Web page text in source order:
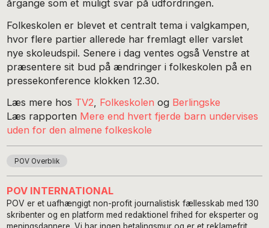
årgange som et muligt svar på udfordringen.
Folkeskolen er blevet et centralt tema i valgkampen,
hvor flere partier allerede har fremlagt eller varslet
nye skoleudspil. Senere i dag ventes også Venstre at
præsentere sit bud på ændringer i folkeskolen på en
pressekonference klokken 12.30.
Læs mere hos TV2, Folkeskolen og Berlingske
Læs rapporten Mere end hvert fjerde barn undervises
uden for den almene folkeskole
POV Overblik
POV INTERNATIONAL
POV er et uafhængigt non-profit journalistisk fællesskab med 130
skribenter og en platform med redaktionel frihed for eksperter og